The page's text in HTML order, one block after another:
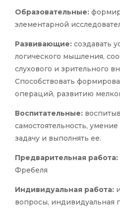
Образовательные:
элементарной
Развивающие: создавать
логического мышления,
слухового и зрительного
Способствовать
операций, развитию
Воспитательные:
самостоятельность,
задачу и выполнять ее.
Предварительная работа:
Фребеля
Индивидуальная работа:
вопросы, индивидуальная